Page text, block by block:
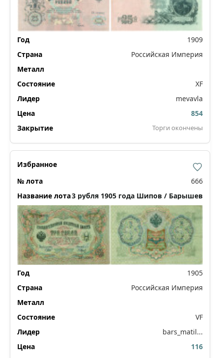
1909
Российская Империя
XF
mevavla
854
Торги окончены
666
3 рубля 1905 года Шипов / Барышев
1905
Российская Империя
VF
bars_matil...
116